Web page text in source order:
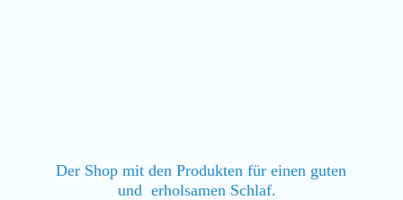
Der Shop mit den Produkten für einen guten
und erholsamen Schlaf.